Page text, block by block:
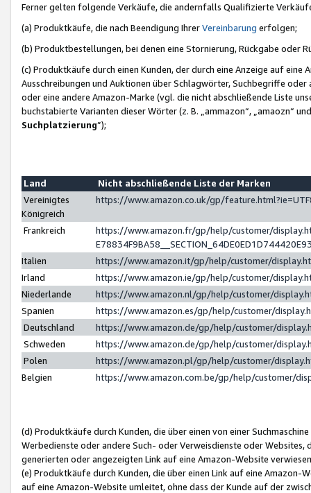
Ferner gelten folgende Verkäufe, die andernfalls Qualifizierte
(a) Produktkäufe, die nach Beendigung IhrerVereinbarung erfolgen;
(b) Produktbestellungen, bei denen eine Stornierung, Rückgabe oder
(c) Produktkäufe durch einen Kunden, der durch eine Anzeige auf
Ausschreibungen und Auktionen über Schlagwörter, Suchbegriffe
oder eine andere Amazon-Marke (vgl. die nicht abschließende Liste
buchstabierte Varianten dieser Wörter (z. B. „ammazon“, „amaozn“
Suchplatzierung”);
Land
Nicht abschließende Liste der Marken
Vereinigtes
Königreich
https://www.amazon.co.uk/gp/
Frankreich
https://www.amazon.fr/gp/help/customer/
Italien
https://www.amazon.it/gp/help/customer/
Irland
https://www.amazon.ie/gp/help/customer/
Niederlande
https://www.amazon.nl/gp/help/customer/
Spanien
https://www.amazon.es/gp/help/customer/
Deutschland
https://www.amazon.de/gp/help/customer/
Schweden
https://www.amazon.de/gp/help/customer/
Polen
https://www.amazon.pl/gp/help/customer/
Belgien
https://www.amazon.com.be/gp/help/customer/
(d) Produktkäufe durch Kunden, die über einen von einer
Werbedienste oder andere Such- oder Verweisdienste oder Websites,
generierten oder angezeigten Link auf eine Amazon-Website
(e) Produktkäufe durch Kunden, die über einen Link auf eine
auf eine Amazon-Website umleitet, ohne dass der Kunde auf der